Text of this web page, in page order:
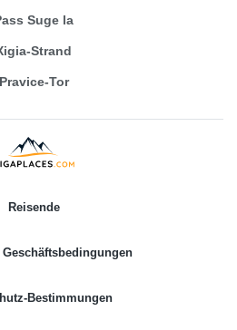
Suge la
Strand
Pravice-Tor
Reisende
Bestimmungen